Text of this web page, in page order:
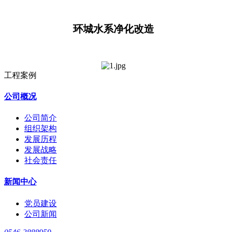
环城水系净化改造
工程案例
公司概况
公司简介
组织架构
发展历程
发展战略
社会责任
新闻中心
党员建设
公司新闻